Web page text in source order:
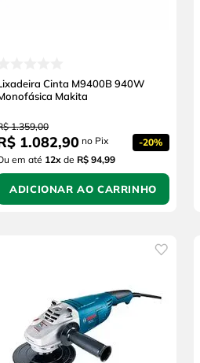
Cinta M9400B 940W
Makita
1.359,00
1.082,90 no Pix -20%
em até 12x de R$ 94,99
ADICIONAR AO CARRINHO